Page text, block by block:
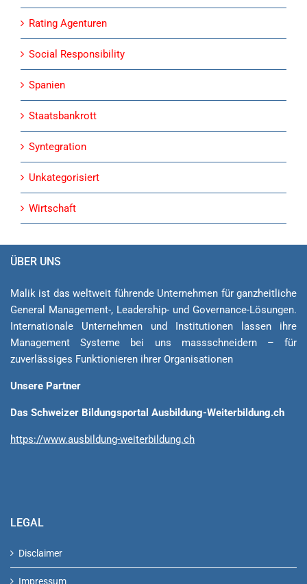
Rating Agenturen
Social Responsibility
Spanien
Staatsbankrott
Syntegration
Unkategorisiert
Wirtschaft
ÜBER UNS
Malik ist das weltweit führende Unternehmen für ganzheitliche
General Ma­na­ge­ment-, Lea­der­ship- und Governance-Lösungen.
Internationale Unternehmen und Institutionen lassen ihre
Management Sys­teme bei uns massschneidern – für
zuverlässiges Funktionieren ihrer Organisationen
Unsere Partner
Das Schweizer Bildungsportal Ausbildung-Weiterbildung.ch
https://www.ausbildung-weiterbildung.ch
LEGAL
Disclaimer
Impressum